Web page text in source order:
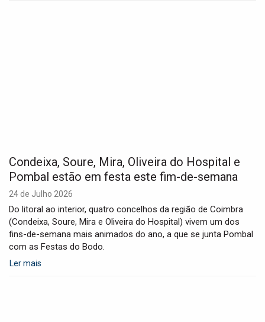
Condeixa, Soure, Mira, Oliveira do Hospital e
Pombal estão em festa este fim-de-semana
24 de Julho 2026
Do litoral ao interior, quatro concelhos da região de Coimbra
(Condeixa, Soure, Mira e Oliveira do Hospital) vivem um dos
fins-de-semana mais animados do ano, a que se junta Pombal
com as Festas do Bodo.
Ler mais